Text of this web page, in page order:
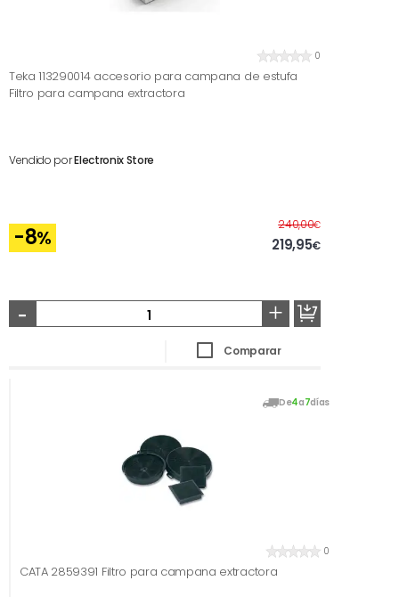
0
Teka 113290014 accesorio para campana de estufa
Filtro para campana extractora
Vendido porElectronix Store
-8%
240,00€Antes
219,95€
- +
Comparar
De4a7días
0
CATA 2859391 Filtro para campana extractora